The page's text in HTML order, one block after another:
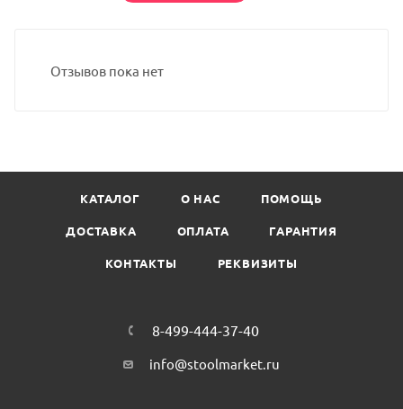
Отзывов пока нет
КАТАЛОГ О НАС ПОМОЩЬ
ДОСТАВКА ОПЛАТА ГАРАНТИЯ
КОНТАКТЫ РЕКВИЗИТЫ
8-499-444-37-40
info@stoolmarket.ru